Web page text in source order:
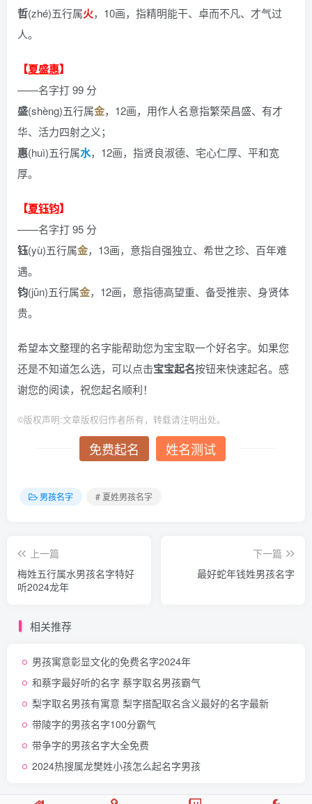
哲(zhé)五行属火，10画，指精明能干、卓而不凡、才气过
人。
【夏盛惠】
——名字打 99 分
盛(shèng)五行属金，12画，用作人名意指繁荣昌盛、有才
华、活力四射之义；
惠(huì)五行属水，12画，指贤良淑德、宅心仁厚、平和宽
厚。
【夏钰钧】
——名字打 95 分
钰(yù)五行属金，13画，意指自强独立、希世之珍、百年难
遇。
钧(jūn)五行属金，12画，意指德高望重、备受推崇、身贤体
贵。
希望本文整理的名字能帮助您为宝宝取一个好名字。如果您
还是不知道怎么选，可以点击宝宝起名按钮来快速起名。感
谢您的阅读，祝您起名顺利！
©版权声明:文章版权归作者所有，转载请注明出处。
免费起名 姓名测试
男孩名字 # 夏姓男孩名字
上一篇
梅姓五行属水男孩名字特好
听2024龙年
下一篇
最好蛇年钱姓男孩名字
相关推荐
男孩寓意彰显文化的免费名字2024年
和蔡字最好听的名字 蔡字取名男孩霸气
梨字取名男孩有寓意 梨字搭配取名含义最好的名字最新
带陵字的男孩名字100分霸气
带争字的男孩名字大全免费
2024热搜属龙樊姓小孩怎么起名字男孩